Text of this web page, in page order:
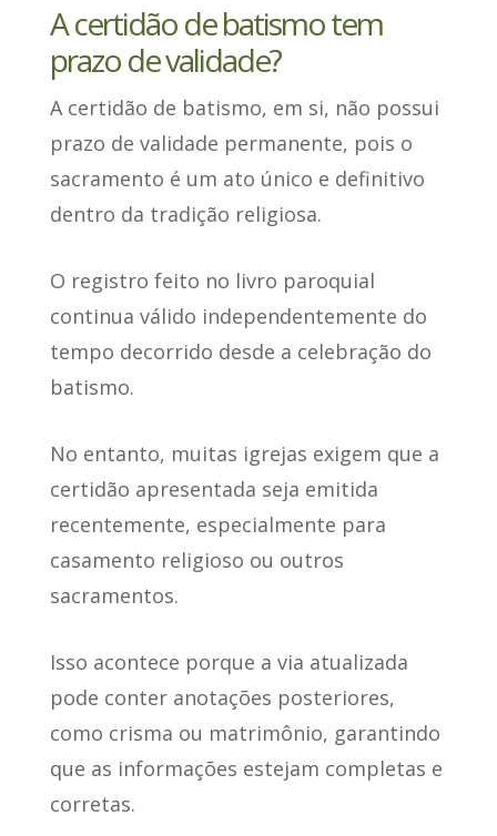
A certidão de batismo tem
prazo de validade?
A certidão de batismo, em si, não possui
prazo de validade permanente, pois o
sacramento é um ato único e definitivo
dentro da tradição religiosa.
O registro feito no livro paroquial
continua válido independentemente do
tempo decorrido desde a celebração do
batismo.
No entanto, muitas igrejas exigem que a
certidão apresentada seja emitida
recentemente, especialmente para
casamento religioso ou outros
sacramentos.
Isso acontece porque a via atualizada
pode conter anotações posteriores,
como crisma ou matrimônio, garantindo
que as informações estejam completas e
corretas.